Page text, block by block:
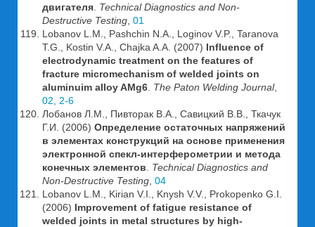
двигателя Technical Diagnostics and Non-
Destructive Testing 01
Lobanov L.M., Pashchin N.A., Loginov V.P., Taranova
T.G., Kostin V.A., Chajka A.A. (2007) Influence of
electrodynamic treatment on the features of
fracture micromechanism of welded joints on
aluminuim alloy AMg6 The Paton Welding Journal,
02, 2-6
Лобанов Л.М., Пивторак В.А., Савицкий В.В., Ткачук
Г.И. (2006) Определение остаточных напряжений
в элементах конструкций на основе применения
электронной спекл-интерферометрии и метода
конечных элементов
Technical Diagnostics and
Non-Destructive Testing 04
Lobanov L.M., Kirian V.I., Knysh V.V., Prokopenko G.I.
(2006) Improvement of fatigue resistance of
welded joints in metal structures by high-